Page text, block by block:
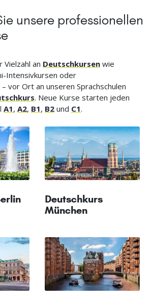
unsere professionellen
Vielzahl an Deutschkursen wie
Intensivkursen oder
vor Ort an unseren Sprachschulen
. Neue Kurse starten jeden
A1, A2, B1, B2 und C1.
Deutschkurs
München